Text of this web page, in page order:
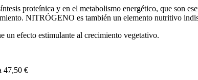
proteínica y en el metabolismo energético, que son
NITRÓGENO es también un elemento nutritivo
un efecto estimulante al crecimiento vegetativo.
47,50 €